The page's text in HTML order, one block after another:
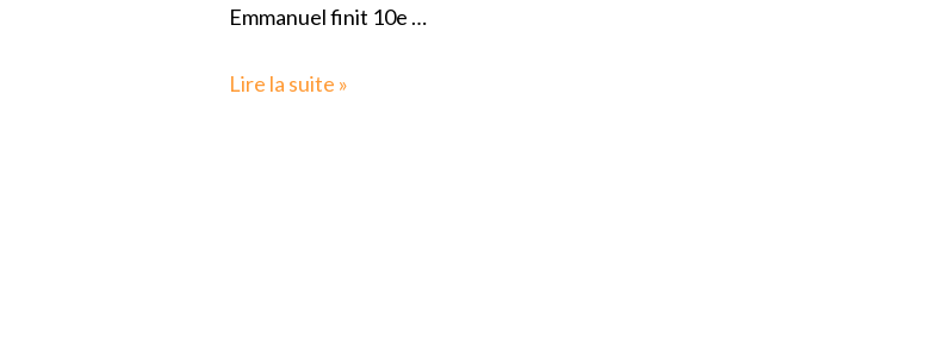
Emmanuel finit 10e …
Lire la suite »